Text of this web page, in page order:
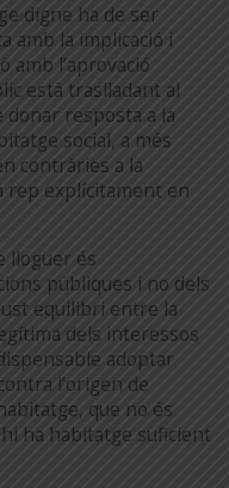
digne ha de ser
amb la implicació i
amb l’aprovació
està traslladant al
resposta a la
social, a més
contràries a la
rep explícitament en
lloguer és
públiques i no dels
equilibri entre la
dels interessos
adoptar
l’origen de
que no és
hi ha habitatge suficient